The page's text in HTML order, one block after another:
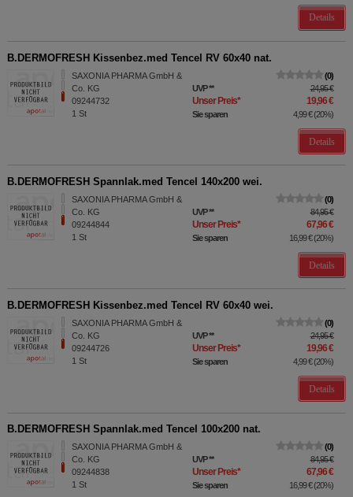
Details
B.DERMOFRESH Kissenbez.med Tencel RV 60x40 nat.
SAXONIA PHARMA GmbH &
Co. KG
09244732
1 St
0
UVP** 24,95 €
Unser Preis* 19,96 €
Sie sparen 4,99 €(20%)
Details
B.DERMOFRESH Spannlak.med Tencel 140x200 wei.
SAXONIA PHARMA GmbH &
Co. KG
09244844
1 St
0
UVP** 84,95 €
Unser Preis* 67,96 €
Sie sparen 16,99 €(20%)
Details
B.DERMOFRESH Kissenbez.med Tencel RV 60x40 wei.
SAXONIA PHARMA GmbH &
Co. KG
09244726
1 St
0
UVP** 24,95 €
Unser Preis* 19,96 €
Sie sparen 4,99 €(20%)
Details
B.DERMOFRESH Spannlak.med Tencel 100x200 nat.
SAXONIA PHARMA GmbH &
Co. KG
09244838
1 St
0
UVP** 84,95 €
Unser Preis* 67,96 €
Sie sparen 16,99 €(20%)